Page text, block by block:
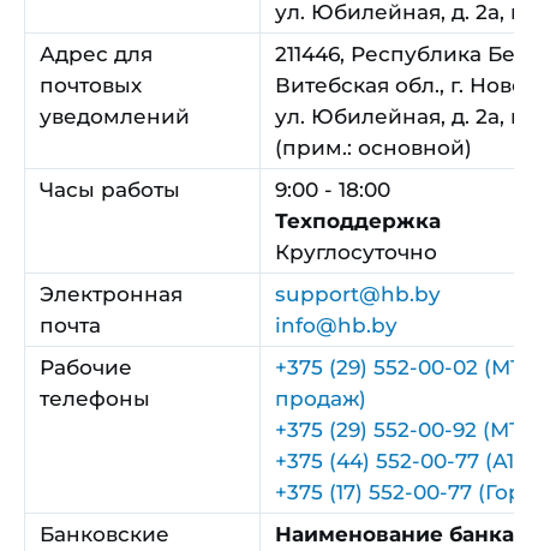
ул. Юбилейная, д. 2а,
Адрес для
почтовых
уведомлений
211446, Республика
Витебская обл., г.
ул. Юбилейная, д. 2а,
(прим.: основной)
Часы работы
9:00 - 18:00
Техподдержка
Круглосуточно
Электронная
почта
support@hb.by
info@hb.by
Рабочие
телефоны
+375 (29) 552-00-02
продаж)
+375 (29) 552-00-92
+375 (44) 552-00-77 (А1)
+375 (17) 552-00-77
Банковские
Наименование банка: